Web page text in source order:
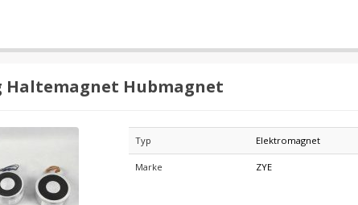
Haltemagnet Hubmagnet
Typ Elektromagnet
Marke ZYE